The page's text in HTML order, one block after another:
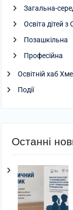
Загальна-
Освіта дітей
Позашкільна
Професійна
Освітній хаб
Події
Останні